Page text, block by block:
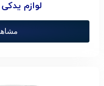
لوازم